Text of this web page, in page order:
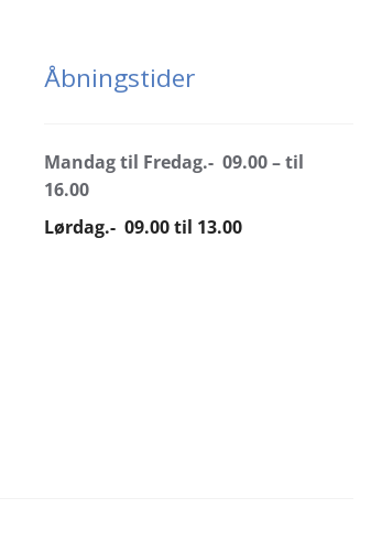
Åbningstider
Mandag til Fredag.- 09.00 – til
16.00
Lørdag.- 09.00 til 13.00